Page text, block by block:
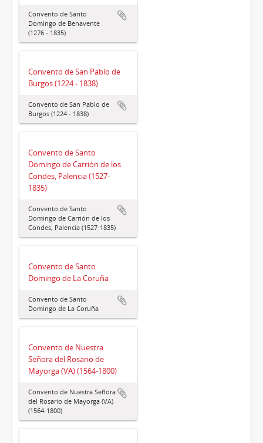
Convento de Santo
Domingo de Benavente
(1276 - 1835)
Convento de San Pablo de
Burgos (1224 - 1838)
Convento de San Pablo de
Burgos (1224 - 1838)
Convento de Santo
Domingo de Carrión de los
Condes, Palencia (1527-
1835)
Convento de Santo
Domingo de Carrión de los
Condes, Palencia (1527-1835)
Convento de Santo
Domingo de La Coruña
Convento de Santo
Domingo de La Coruña
Convento de Nuestra
Señora del Rosario de
Mayorga (VA) (1564-1800)
Convento de Nuestra Señora
del Rosario de Mayorga (VA)
(1564-1800)